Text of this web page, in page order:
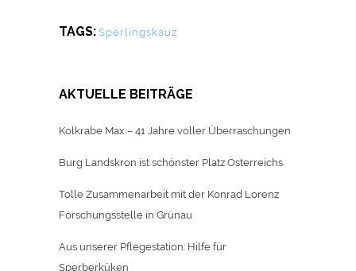
TAGS: Sperlingskauz
AKTUELLE BEITRÄGE
Kolkrabe Max – 41 Jahre voller Überraschungen
Burg Landskron ist schönster Platz Österreichs
Tolle Zusammenarbeit mit der Konrad Lorenz
Forschungsstelle in Grünau
Aus unserer Pflegestation: Hilfe für
Sperberküken